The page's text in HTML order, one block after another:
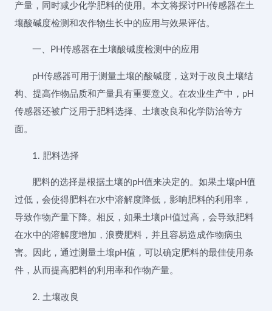
产量，同时减少化学肥料的使用。本文将探讨PH传感器在土
壤酸碱度检测和农作物生长中的应用与效果评估。
一、PH传感器在土壤酸碱度检测中的应用
pH传感器可用于测量土壤的酸碱度，这对于改良土壤结
构、提高作物品质和产量具有重要意义。在农业生产中，pH
传感器还被广泛用于肥料选择、土壤改良和化学防治等方
面。
1. 肥料选择
肥料的选择是根据土壤的pH值来决定的。如果土壤pH值
过低，会使得肥料在水中溶解度降低，影响肥料的利用率，
导致作物产量下降。相反，如果土壤pH值过高，会导致肥料
在水中的溶解度增加，浪费肥料，并且容易造成作物病虫
害。因此，通过测量土壤pH值，可以确定肥料的最佳使用条
件，从而提高肥料的利用率和作物产量。
2. 土壤改良